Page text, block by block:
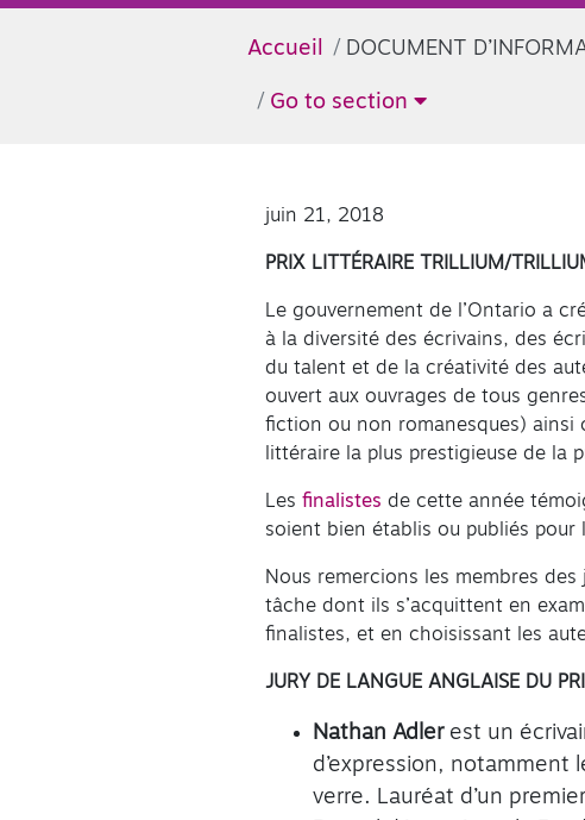
Accueil DOCUMENT
Go to section
juin 21, 2018
PRIX LITTÉRAIRE TRILLIUM/
Le gouvernement de l’Ontario a
à la diversité des écrivains, des
du talent et de la créativité des
ouvert aux ouvrages de tous
fiction ou non romanesques) ainsi
littéraire la plus prestigieuse de la
Lesfinalistes de cette année
soient bien établis ou publiés
Nous remercions les membres
tâche dont ils s’acquittent en
finalistes, et en choisissant les
JURY DE LANGUE ANGLAISE DU
Nathan Adler est un
d’expression, notamment
verre. Lauréat d’un